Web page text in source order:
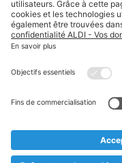
Textes marqués d'un
* Nous vendons ces
au cas où, malgré le
prématurément en
** Sur ce site,